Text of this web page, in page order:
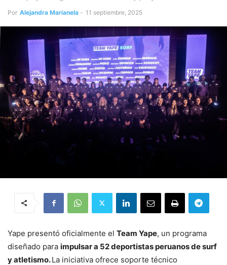
Por Alejandra Marianela - 11 septiembre, 2025
Yape presentó oficialmente el Team Yape, un programa
diseñado para impulsar a 52 deportistas peruanos de surf
y atletismo.La iniciativa ofrece soporte técnico